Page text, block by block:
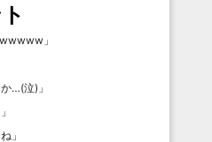
」
か…(泣) 」
」
」